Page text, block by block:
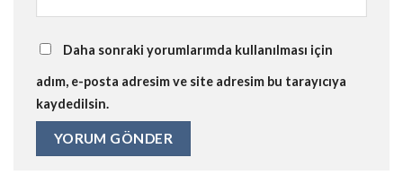
Daha sonraki yorumlarımda kullanılması için
adım, e-posta adresim ve site adresim bu tarayıcıya
kaydedilsin.